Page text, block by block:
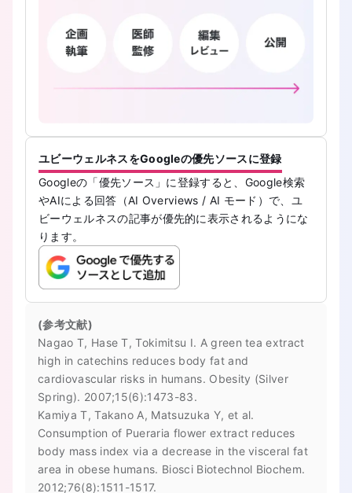
ユビーウェルネスをGoogleの優先ソースに登録
Googleの「優先ソース」に登録すると、Google検索
やAIによる回答（AI Overviews / AI モード）で、ユ
ビーウェルネスの記事が優先的に表示されるようにな
ります。
(参考文献)
Nagao T, Hase T, Tokimitsu I. A green tea extract
high in catechins reduces body fat and
cardiovascular risks in humans. Obesity (Silver
Spring). 2007;15(6):1473-83.
Kamiya T, Takano A, Matsuzuka Y, et al.
Consumption of Pueraria flower extract reduces
body mass index via a decrease in the visceral fat
area in obese humans. Biosci Biotechnol Biochem.
2012;76(8):1511-1517.